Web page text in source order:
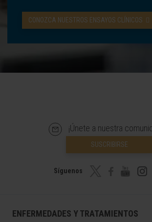
CONOZCA NUESTROS ENSAYOS CLÍNICOS
¡Únete a nuestra
SUSCRIBIRSE
Síguenos
ENFERMEDADES Y TRATAMIENTOS